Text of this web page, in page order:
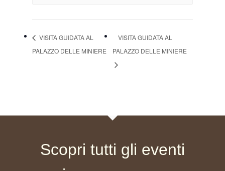
VISITA GUIDATA AL
PALAZZO DELLE MINIERE
VISITA GUIDATA AL
PALAZZO DELLE MINIERE
Scopri tutti gli eventi